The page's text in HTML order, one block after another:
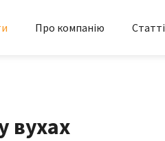
Про компанію Статті
вухах